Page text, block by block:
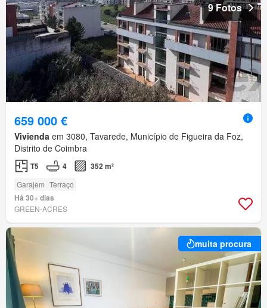
9 Fotos
659 000 €
Vivienda em 3080, Tavarede, Município de Figueira da Foz,
Distrito de Coimbra
T5 4 352 m²
Garajem Terraço
Há 30+ dias
GREEN-ACRES
muita procura